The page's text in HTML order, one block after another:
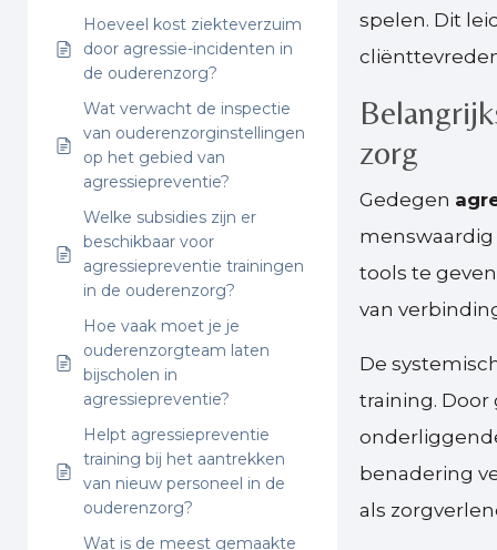
Hoeveel kost ziekteverzuim
door agressie-incidenten in
de ouderenzorg?
Wat verwacht de inspectie
van ouderenzorginstellingen
op het gebied van
agressiepreventie?
Welke subsidies zijn er
beschikbaar voor
agressiepreventie trainingen
in de ouderenzorg?
Hoe vaak moet je je
ouderenzorgteam laten
bijscholen in
agressiepreventie?
Helpt agressiepreventie
training bij het aantrekken
van nieuw personeel in de
ouderenzorg?
Wat is de meest gemaakte
spelen. Dit
zorg
Gedegen
tools te
van
De
training. Door
benadering
als